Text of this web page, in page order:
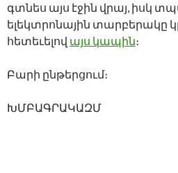
գտնես այս էջին վրայ, իսկ
ելեկտրոնային տարբերակը
հետեւելով այս կապին։
Բարի ընթերցում։
ԽՄԲԱԳՐԱԿԱԶՄ